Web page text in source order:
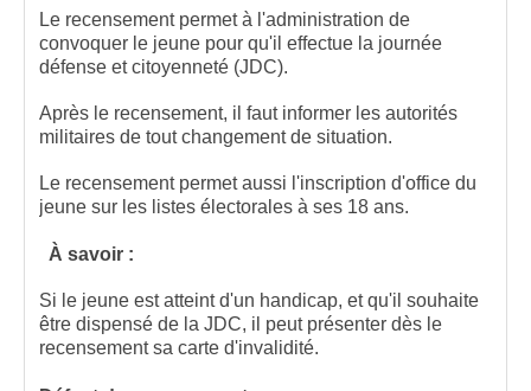
Le recensement permet à l'administration de
convoquer le jeune pour qu'il effectue la journée
défense et citoyenneté (JDC).
Après le recensement, il faut informer les autorités
militaires de tout changement de situation.
Le recensement permet aussi l'inscription d'office du
jeune sur les listes électorales à ses 18 ans.
À savoir :
Si le jeune est atteint d'un handicap, et qu'il souhaite
être dispensé de la JDC, il peut présenter dès le
recensement sa carte d'invalidité.